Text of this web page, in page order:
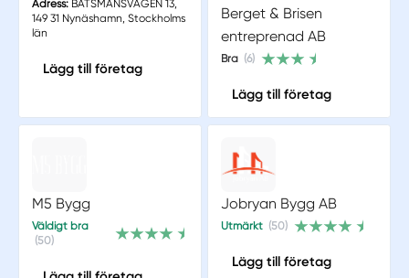
Adress:BÅTSMANSVÄGEN 13,
149 31 Nynäshamn, Stockholms
län
Lägg till företag
Berget & Brisen
entreprenad AB
Bra (6)
Lägg till företag
M5 Bygg
Väldigt bra
(50)
Jobryan Bygg AB
Utmärkt (50)
Lägg till företag